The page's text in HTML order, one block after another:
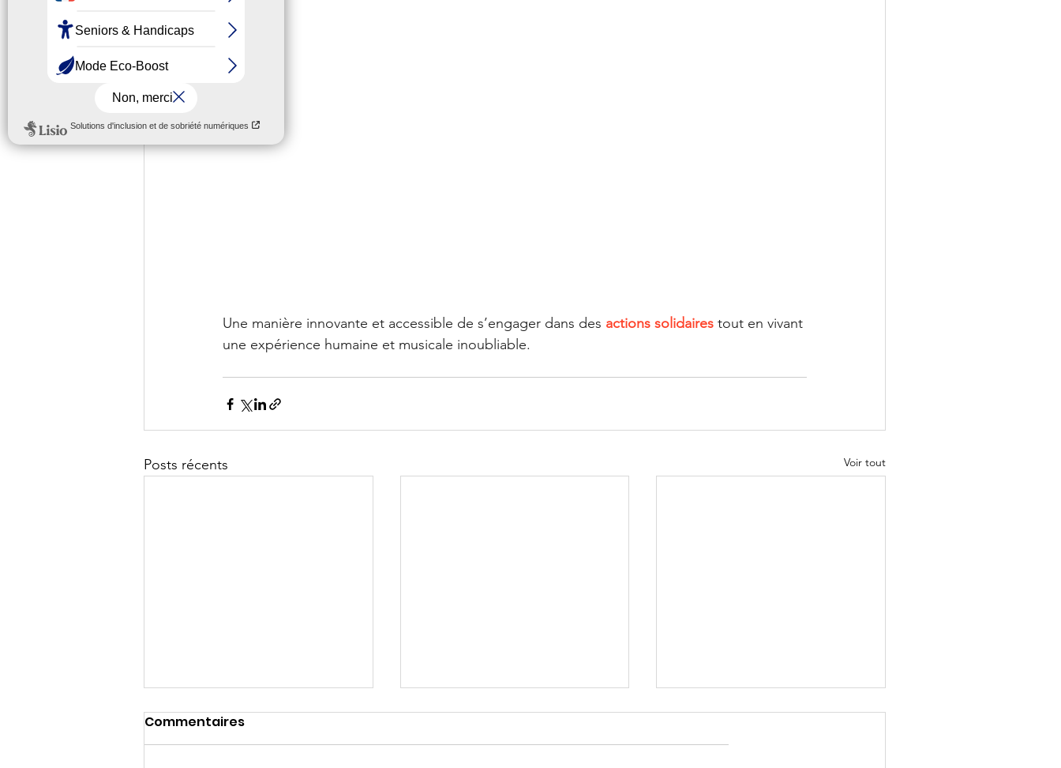
Une manière innovante et accessible de s’engager dans des actions solidaires tout en vivant
une expérience humaine et musicale inoubliable.
Posts récents Voir tout
Commentaires